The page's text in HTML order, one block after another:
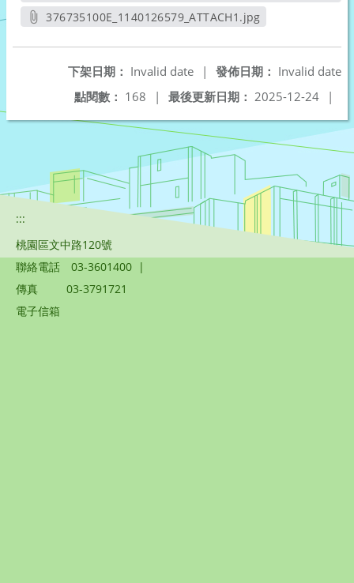
376735100E_1140126579_ATTACH1.jpg
發佈日期： Invalid date
下架日期： Invalid date
|
最後更新日期： 2025-12-24 |
點閱數： 168 |
:::
桃園區文中路120號
聯絡電話
03-3601400 |
傳真
03-3791721
電子信箱